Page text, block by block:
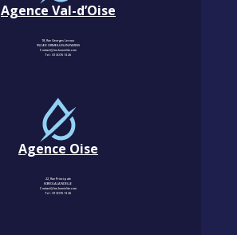
Agence Val-d’Oise
18, Rue Georges Leroux
95240 CORMEILLES-EN-PARISIS
Contact@km-humidite.com
Tel :01 30 76 13 26
Agence Oise
22, Rue Principale
60850 LALANDELLE
Contact@km-humidite.com
Tel :01 30 76 13 26